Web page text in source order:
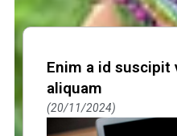
Enim a id suscipit
aliquam
20/11/2024